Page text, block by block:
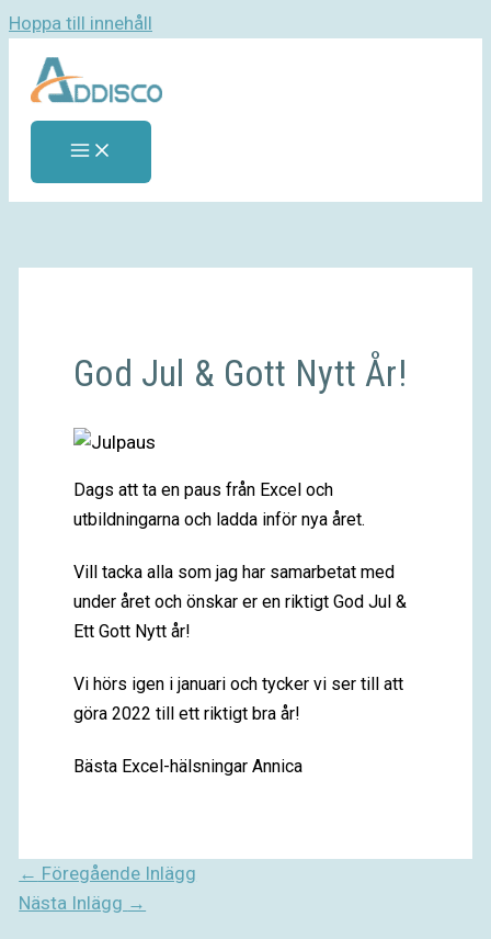
Hoppa till innehåll
God Jul & Gott Nytt År!
Dags att ta en paus från Excel och
utbildningarna och ladda inför nya året.
Vill tacka alla som jag har samarbetat med
under året och önskar er en riktigt God Jul &
Ett Gott Nytt år!
Vi hörs igen i januari och tycker vi ser till att
göra 2022 till ett riktigt bra år!
Bästa Excel-hälsningar Annica
← Föregående Inlägg
Nästa Inlägg →